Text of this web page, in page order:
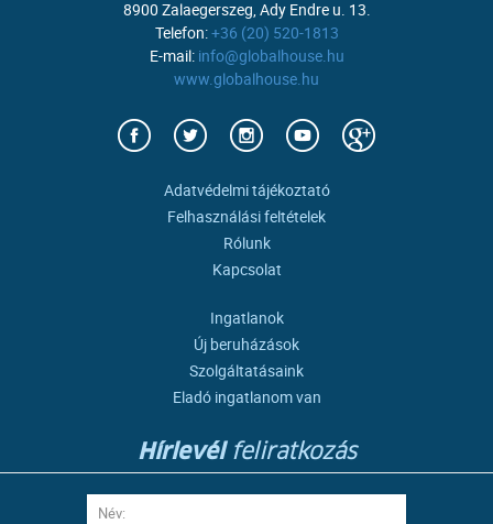
8900 Zalaegerszeg, Ady Endre u. 13.
Telefon:+36 (20) 520-1813
E-mail: info@globalhouse.hu
www.globalhouse.hu
Adatvédelmi tájékoztató
Felhasználási feltételek
Rólunk
Kapcsolat
Ingatlanok
Új beruházások
Szolgáltatásaink
Eladó ingatlanom van
Hírlevélfeliratkozás